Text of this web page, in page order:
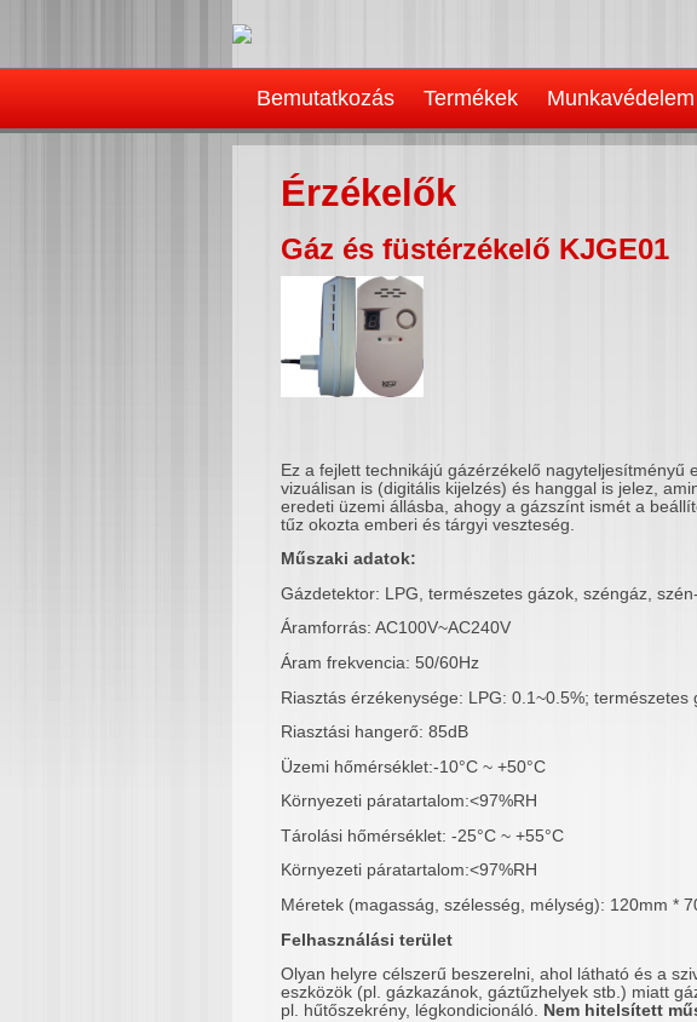
Bemutatkozás Termékek Munkavédelem
Érzékelők
Gáz és füstérzékelő KJGE01
Ez a fejlett technikájú gázérzékelő nagyteljesítményű
vizuálisan is (digitális kijelzés) és hanggal is jelez,
eredeti üzemi állásba, ahogy a gázszínt ismét a
tűz okozta emberi és tárgyi veszteség.
Műszaki adatok:
Gázdetektor: LPG, természetes gázok, széngáz,
Áramforrás: AC100V~AC240V
Áram frekvencia: 50/60Hz
Riasztás érzékenysége: LPG: 0.1~0.5%;
Riasztási hangerő: 85dB
Üzemi hőmérséklet:-10°C ~ +50°C
Környezeti páratartalom:<97%RH
Tárolási hőmérséklet: -25°C ~ +55°C
Környezeti páratartalom:<97%RH
Méretek (magasság, szélesség, mélység): 120mm *
Felhasználási terület
Olyan helyre célszerű beszerelni, ahol látható és a
eszközök (pl. gázkazánok, gáztűzhelyek stb.) miatt
pl. hűtőszekrény, légkondicionáló. Nem hitelsített